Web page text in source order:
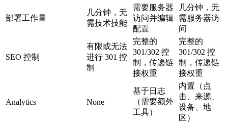
部署工作量
几分钟，无
需技术技能
需要服务器
访问并编辑
配置
几分钟，无
需服务器访
问
SEO 控制
有限或无法
进行 301 控
制
完整的
301/302 控
制，传递链
接权重
完整的
301/302 控
制，传递链
接权重
Analytics None
基于日志
（需要额外
工具）
内置（点
击、来源、
设备、地
区）